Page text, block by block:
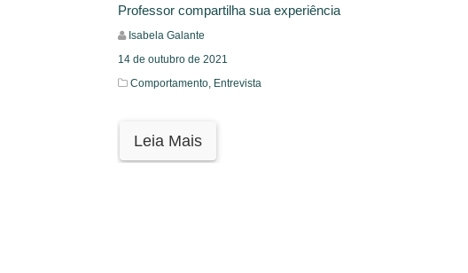
Professor compartilha sua experiência
Isabela Galante
14 de outubro de 2021
Comportamento, Entrevista
Leia Mais